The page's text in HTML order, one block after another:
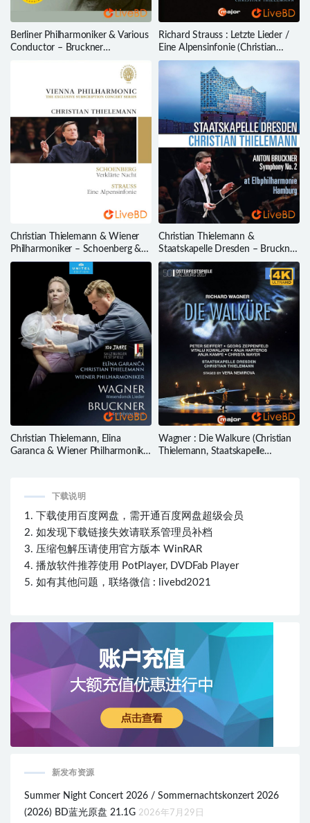
Berliner Philharmoniker & Various
Conductor – Bruckner
(2021) BD蓝光原盘 164.8G
Richard Strauss : Letzte Lieder /
Eine Alpensinfonie (Christian
Thielemann, Anja Harteros)
(2014) BD蓝光原盘 21.6G
Christian Thielemann & Wiener
Philharmoniker – Schoenberg &
Strauss (2024) BD蓝光原盘
Christian Thielemann &
Staatskapelle Dresden – Bruckner
Symphony No. 2 At
Elbphilharmonie Hamburg (2019)
BD蓝光原盘 18.3G
Christian Thielemann, Elina
Garanca & Wiener Philharmoniker
Wagner : Die Walkure (Christian
Thielemann, Staatskapelle
下载说明
1. 下载使用百度网盘，需开通百度网盘超级会员
2. 如发现下载链接失效请联系管理员补档
3. 压缩包解压请使用官方版本 WinRAR
4. 播放软件推荐使用 PotPlayer, DVDFab Player
5. 如有其他问题，联络微信 : livebd2021
新发布资源
Summer Night Concert 2026 / Sommernachtskonzert 2026
(2026) BD蓝光原盘 21.1G 2026年7月29日